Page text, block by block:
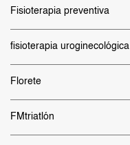
Fisioterapia preventiva
fisioterapia uroginecológica
Florete
FMtriatlón